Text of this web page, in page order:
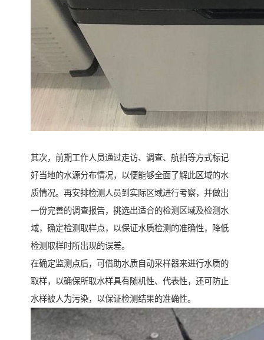
其次，前期工作人员通过走访、调查、航拍等方式标记
好当地的水源分布情况，以便能够全面了解此区域的水
质情况。再安排检测人员到实际区域进行考察，并做出
一份完善的调查报告，挑选出适合的检测区域及检测水
域，确定检测取样点，以保证水质检测的准确性，降低
检测取样时所出现的误差。
在确定监测点后，可借助水质自动采样器来进行水质的
取样，以确保所取水样具有随机性、代表性，还可防止
水样被人为污染，以保证检测结果的准确性。